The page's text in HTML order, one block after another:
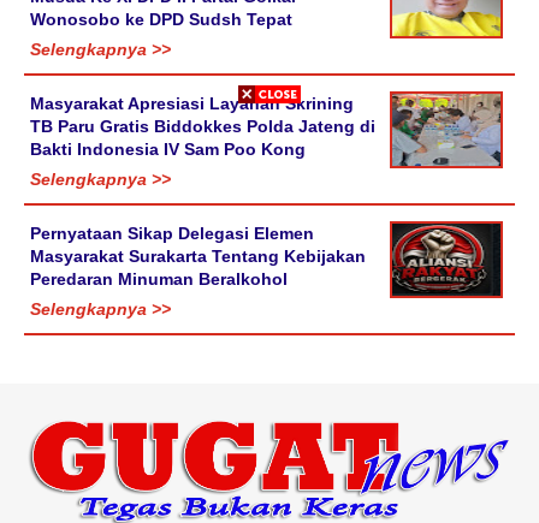
Wonosobo ke DPD Sudsh Tepat
Selengkapnya >>
Masyarakat Apresiasi Layanan Skrining
TB Paru Gratis Biddokkes Polda Jateng di
Bakti Indonesia IV Sam Poo Kong
Selengkapnya >>
Pernyataan Sikap Delegasi Elemen
Masyarakat Surakarta Tentang Kebijakan
Peredaran Minuman Beralkohol
Selengkapnya >>